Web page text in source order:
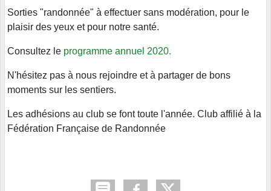
Sorties "randonnée" à effectuer sans modération, pour le
plaisir des yeux et pour notre santé.
Consultez le programme annuel 2020.
N'hésitez pas à nous rejoindre et à partager de bons
moments sur les sentiers.
Les adhésions au club se font toute l'année. Club affilié à la
Fédération Française de Randonnée